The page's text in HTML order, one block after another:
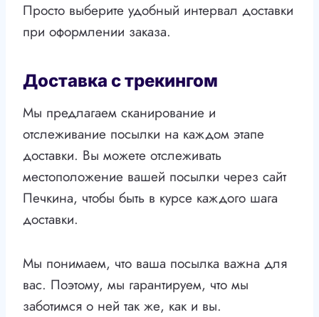
Просто выберите удобный интервал доставки
при оформлении заказа.
Доставка с трекингом
Мы предлагаем сканирование и
отслеживание посылки на каждом этапе
доставки. Вы можете отслеживать
местоположение вашей посылки через сайт
Печкина, чтобы быть в курсе каждого шага
доставки.
Мы понимаем, что ваша посылка важна для
вас. Поэтому, мы гарантируем, что мы
заботимся о ней так же, как и вы.